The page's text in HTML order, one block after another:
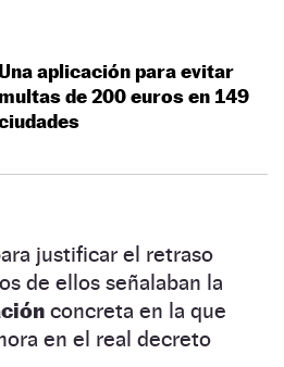
aplicación para evitar
multas de 200 euros en 149
justificar el retraso
de ellos señalaban la
concreta en la que
en el real decreto